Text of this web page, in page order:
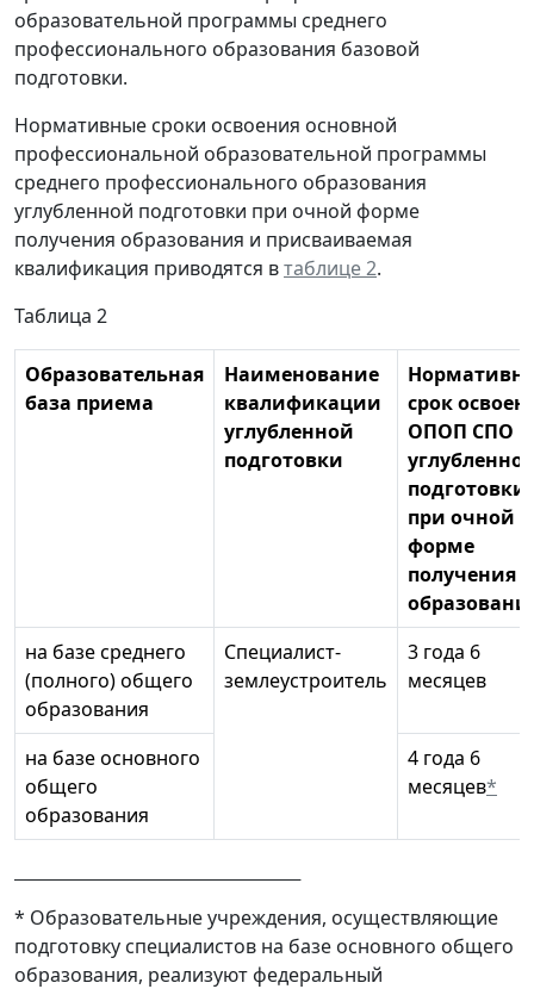
образовательной программы среднего
профессионального образования базовой
подготовки.
Нормативные сроки освоения основной
профессиональной образовательной программы
среднего профессионального образования
углубленной подготовки при очной форме
получения образования и присваиваемая
квалификация приводятся втаблице 2.
Таблица 2
Образовательная
база приема
Наименование
квалификации
углубленной
подготовки
срок
ОПОП СПО
подготовки
при очной
форме
получения
на базе среднего
(полного) общего
образования
Специалист-
землеустроитель
3 года 6
месяцев
на базе основного
общего
образования
4 года 6
месяцев*
* Образовательные учреждения, осуществляющие
подготовку специалистов на базе основного общего
образования, реализуют федеральный